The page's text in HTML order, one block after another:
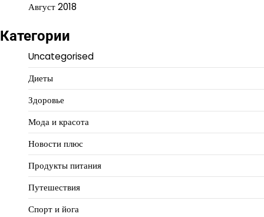
Август 2018
Категории
Uncategorised
Диеты
Здоровье
Мода и красота
Новости плюс
Продукты питания
Путешествия
Спорт и йога